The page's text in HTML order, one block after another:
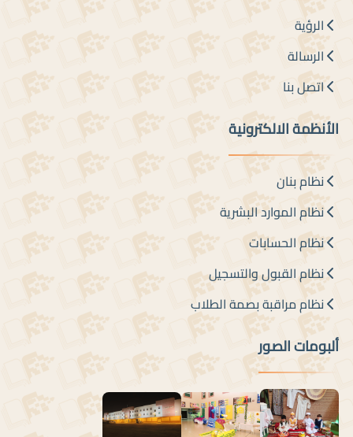
الرؤية
الرسالة
اتصل بنا
الأنظمة الالكترونية
نظام بنان
نظام الموارد البشرية
نظام الحسابات
نظام القبول والتسجيل
نظام مراقبة بصمة الطلاب
ألبومات الصور